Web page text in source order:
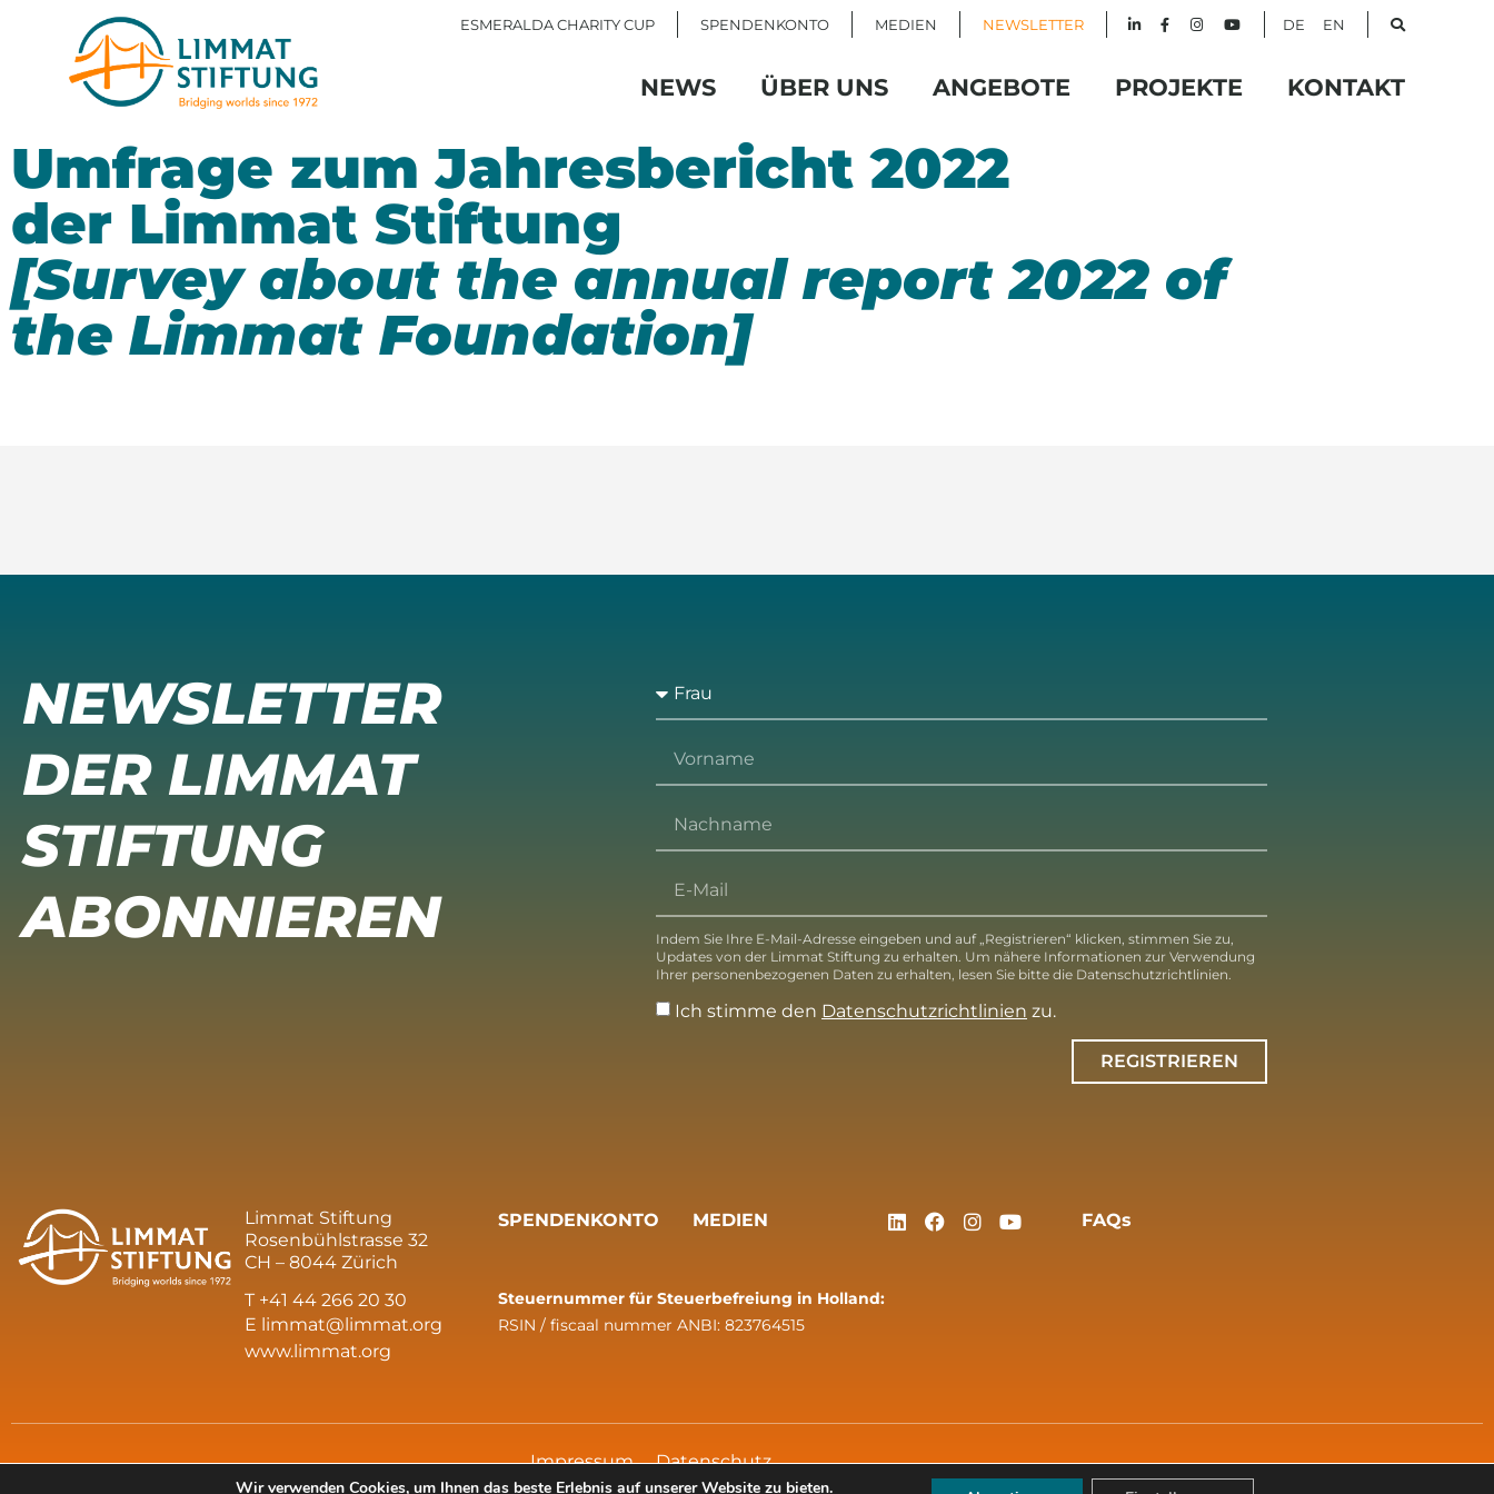
ESMERALDA CHARITY CUP SPENDENKONTO MEDIEN NEWSLETTER DE EN
NEWS ÜBER UNS ANGEBOTE PROJEKTE KONTAKT
Umfrage zum Jahresbericht 2022
der Limmat Stiftung
[Survey about the annual report 2022 of
the Limmat Foundation]
NEWSLETTER
DER LIMMAT
STIFTUNG
ABONNIEREN
Indem Sie Ihre E-Mail-Adresse eingeben und auf „Registrieren“ klicken, stimmen Sie zu,
Updates von der Limmat Stiftung zu erhalten. Um nähere Informationen zur Verwendung
Ihrer personenbezogenen Daten zu erhalten, lesen Sie bitte die Datenschutzrichtlinien.
Ich stimme den Datenschutzrichtlinien zu.
REGISTRIEREN
Limmat Stiftung
Rosenbühlstrasse 32
CH – 8044 Zürich
T +41 44 266 20 30
E limmat@limmat.org
www.limmat.org
SPENDENKONTO MEDIEN FAQs
Steuernummer für Steuerbefreiung in Holland:
RSIN / fiscaal nummer ANBI: 823764515
Impressum
Datenschutz
Wir verwenden Cookies, um Ihnen das beste Erlebnis auf unserer Website zu bieten.